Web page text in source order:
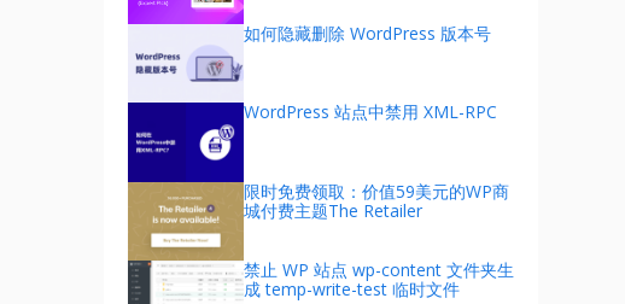
如何隐藏删除 WordPress 版本号
WordPress 站点中禁用 XML-RPC
限时免费领取：价值59美元的WP商
城付费主题The Retailer
禁止 WP 站点 wp-content 文件夹生
成 temp-write-test 临时文件